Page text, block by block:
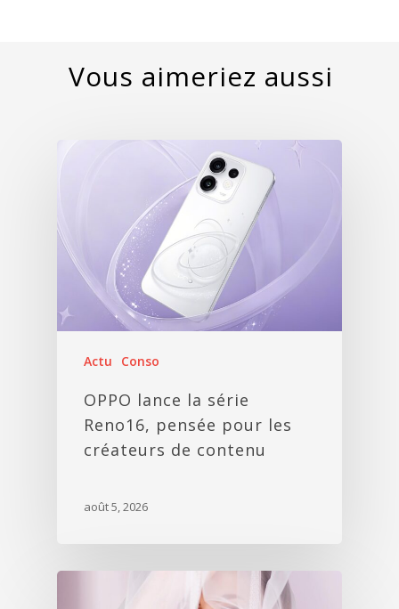
Actu Conso
OPPO lance la série
Reno16, pensée pour les
créateurs de contenu
août 5, 2026